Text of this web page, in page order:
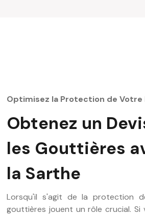
Optimisez la Protection de Votre
Obtenez un
les Gouttières
la Sarthe
Lorsqu'il s'agit de la protection
gouttières jouent un rôle crucial. Si